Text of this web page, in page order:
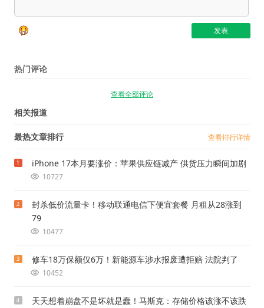
热门评论
查看全部评论
相关报道
最热文章排行 查看排行详情
1 iPhone 17本月要涨价：苹果供应链减产 供货压力瞬间加剧
10727
2
封杀低价流量卡！移动联通电信下便宜套餐 月租从28涨到
79
10477
3 修车18万保额仅6万！新能源车涉水报废遭拒赔 法院判了
10452
4 天天想着崩盘不是坏就是蠢！马斯克：存储价格该涨不该跌